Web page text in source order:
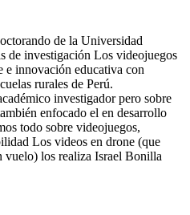
de la Universidad
de investigación Los videojuegos
e innovación educativa con
rurales de Perú.
investigador pero sobre
enfocado el en desarrollo
todo sobre videojuegos,
Los videos en drone (que
vuelo) los realiza Israel Bonilla